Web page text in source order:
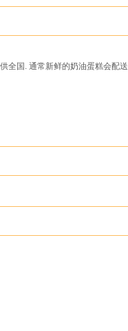
全国. 通常新鲜的奶油蛋糕会配送